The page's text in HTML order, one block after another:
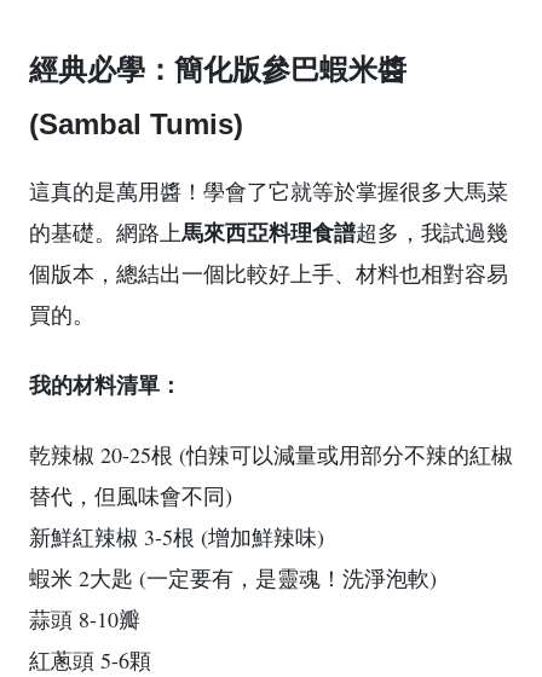
經典必學：簡化版參巴蝦米醬
(Sambal Tumis)
這真的是萬用醬！學會了它就等於掌握很多大馬菜
的基礎。網路上馬來西亞料理食譜超多，我試過幾
個版本，總結出一個比較好上手、材料也相對容易
買的。
我的材料清單：
乾辣椒 20-25根 (怕辣可以減量或用部分不辣的紅椒
替代，但風味會不同)
新鮮紅辣椒 3-5根 (增加鮮辣味)
蝦米 2大匙 (一定要有，是靈魂！洗淨泡軟)
蒜頭 8-10瓣
紅蔥頭 5-6顆